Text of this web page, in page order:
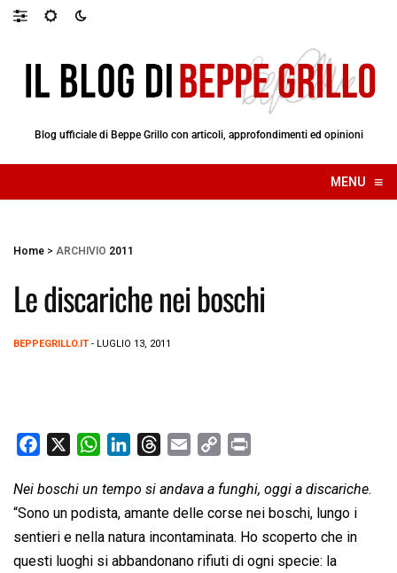
Blog ufficiale di Beppe Grillo con articoli, approfondimenti ed opinioni
MENU ≡
☰
Home > ARCHIVIO 2011
Le discariche nei boschi
BEPPEGRILLO.IT - LUGLIO 13, 2011
c
e
b
o
W
a
t
s
A
n
k
e
d
r
e
a
d
a
l
p
y
L
i
i
n
t
Nei boschi un tempo si andava a funghi, oggi a discariche.
“Sono un podista, amante delle corse nei boschi, lungo i
sentieri e nella natura incontaminata. Ho scoperto che in
questi luoghi si abbandonano rifiuti di ogni specie: la